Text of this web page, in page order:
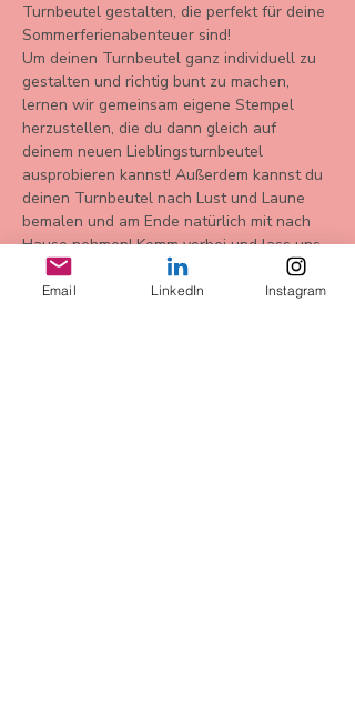
Turnbeutel gestalten, die perfekt für deine
Sommerferienabenteuer sind!
Um deinen Turnbeutel ganz individuell zu
gestalten und richtig bunt zu machen,
lernen wir gemeinsam eigene Stempel
herzustellen, die du dann gleich auf
deinem neuen Lieblingsturnbeutel
ausprobieren kannst! Außerdem kannst du
deinen Turnbeutel nach Lust und Laune
bemalen und am Ende natürlich mit nach
Hause nehmen! Komm vorbei und lass uns
gemeinsam kreativ werden!
Email LinkedIn Instagram